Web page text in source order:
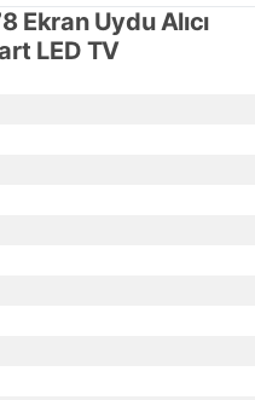
Ekran Uydu Alıcı
LED TV